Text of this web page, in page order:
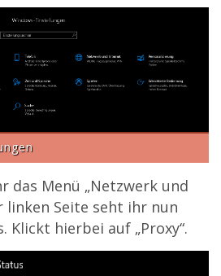
das Menü „Netzwerk und
linken Seite seht ihr nun
Klickt hierbei auf „Proxy“.